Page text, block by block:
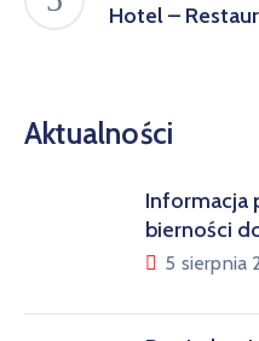
Hotel –
Aktualności
Informacja
bierności
5 sierpnia